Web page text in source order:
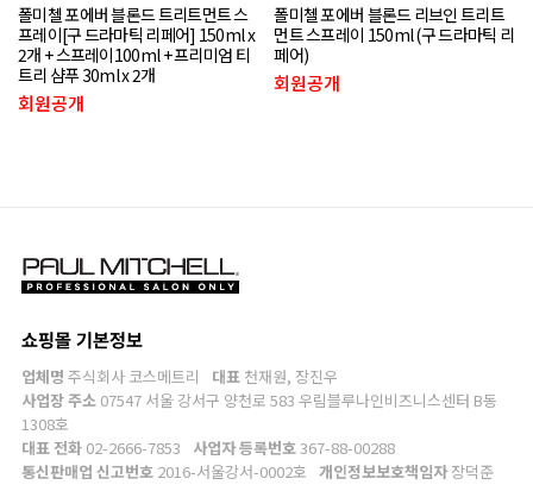
폴미첼 포에버 블론드 트리트먼트 스
프레이[구 드라마틱 리페어] 150ml x
2개 + 스프레이100ml + 프리미엄 티
트리 샴푸 30ml x 2개
회원공개
폴미첼 포에버 블론드 리브인 트리트
먼트 스프레이 150ml (구 드라마틱 리
페어)
회원공개
쇼핑몰 기본정보
업체명 주식회사 코스메트리 대표 천재원, 장진우
사업장 주소 07547 서울 강서구 양천로 583 우림블루나인비즈니스센터 B동
1308호
대표 전화 02-2666-7853 사업자 등록번호367-88-00288
통신판매업 신고번호 2016-서울강서-0002호 개인정보보호책임자 장덕준